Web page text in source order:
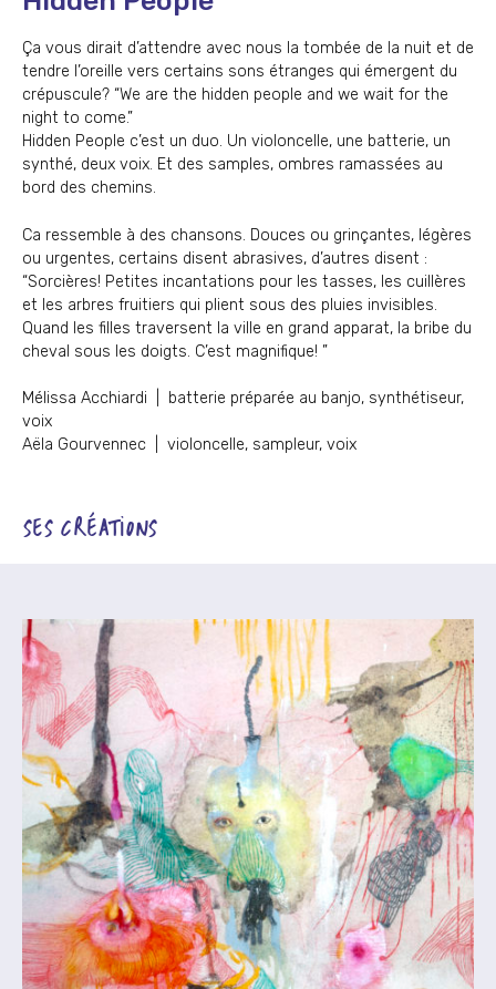
Ça vous dirait d’attendre avec nous la tombée de la nuit et de
tendre l’oreille vers certains sons étranges qui émergent du
crépuscule? “We are the hidden people and we wait for the
night to come.”
Hidden People c’est un duo. Un violoncelle, une batterie, un
synthé, deux voix. Et des samples, ombres ramassées au
bord des chemins.
Ca ressemble à des chansons. Douces ou grinçantes, légères
ou urgentes, certains disent abrasives, d’autres disent :
“Sorcières! Petites incantations pour les tasses, les cuillères
et les arbres fruitiers qui plient sous des pluies invisibles.
Quand les filles traversent la ville en grand apparat, la bribe du
cheval sous les doigts. C’est magnifique! ”
Mélissa Acchiardi | batterie préparée au banjo, synthétiseur,
voix
Aëla Gourvennec | violoncelle, sampleur, voix
SES CRÉATIONS